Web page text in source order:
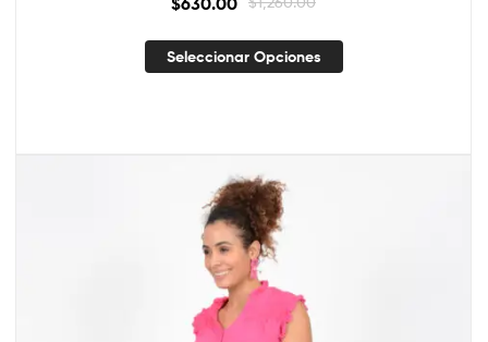
Seleccionar Opciones